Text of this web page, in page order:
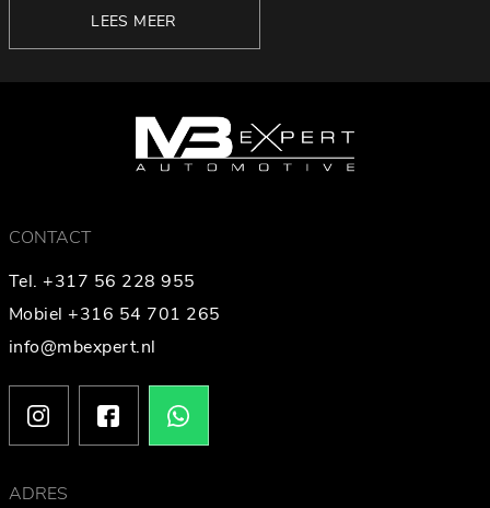
LEES MEER
CONTACT
Tel. +317 56 228 955
Mobiel +316 54 701 265
info@mbexpert.nl
ADRES